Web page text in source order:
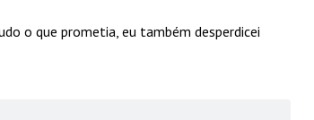
o que prometia, eu também desperdicei